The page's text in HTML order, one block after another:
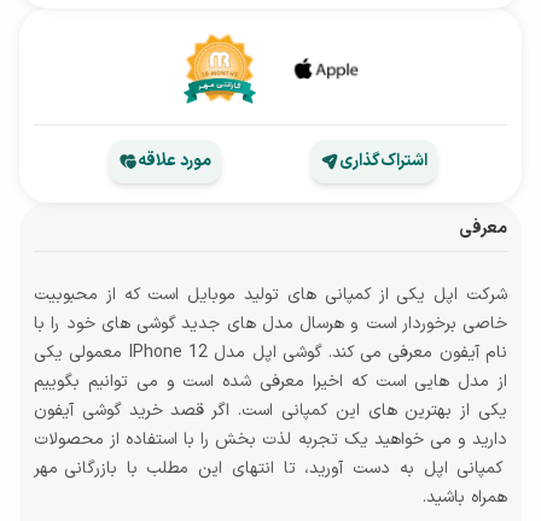
اشتراک‌گذاری مورد علاقه
معرفی
شرکت اپل یکی از کمپانی های تولید موبایل است که از محبوبیت
خاصی برخوردار است و هرسال مدل های جدید گوشی های خود را با
نام آیفون معرفی می کند. گوشی اپل مدل IPhone 12 معمولی یکی
از مدل هایی است که اخیرا معرفی شده است و می توانیم بگوییم
یکی از بهترین های این کمپانی است. اگر قصد خرید گوشی آیفون
دارید و می خواهید یک تجربه لذت بخش را با استفاده از محصولات
کمپانی اپل به دست آورید، تا انتهای این مطلب با بازرگانی مهر
همراه باشید.